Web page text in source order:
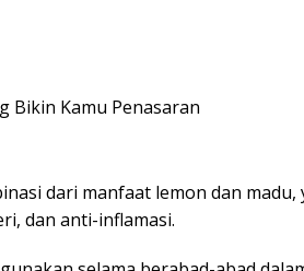
dari manfaat lemon dan madu,
dan anti-inflamasi.